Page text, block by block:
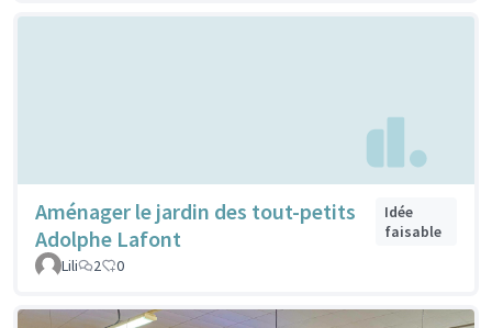
Aménager le jardin des tout-petits
Adolphe Lafont
Idée
faisable
Lili
2 0